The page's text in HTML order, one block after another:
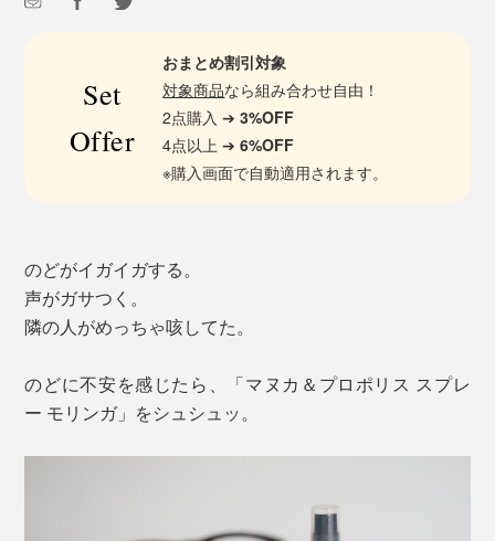
Set
Offer
おまとめ割引対象
対象商品なら組み合わせ自由！
2点購入 ➔3%OFF
4点以上 ➔6%OFF
※購入画面で自動適用されます。
のどがイガイガする。
声がガサつく。
隣の人がめっちゃ咳してた。
のどに不安を感じたら、「マヌカ＆プロポリス スプレ
ー モリンガ」をシュシュッ。